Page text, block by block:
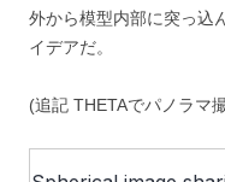
外から模型内部に突っ込
イデアだ。
(追記 THETAでパノラマ